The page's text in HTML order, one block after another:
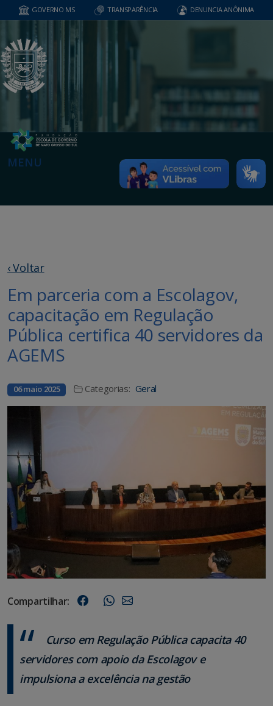
GOVERNO MS TRANSPARÊNCIA DENUNCIA ANÔNIMA
MENU
‹ Voltar
Em parceria com a Escolagov,
capacitação em Regulação
Pública certifica 40 servidores da
AGEMS
06 maio 2025 Categorias: Geral
Compartilhar:
Curso em Regulação Pública capacita 40
servidores com apoio da Escolagov e
impulsiona a excelência na gestão